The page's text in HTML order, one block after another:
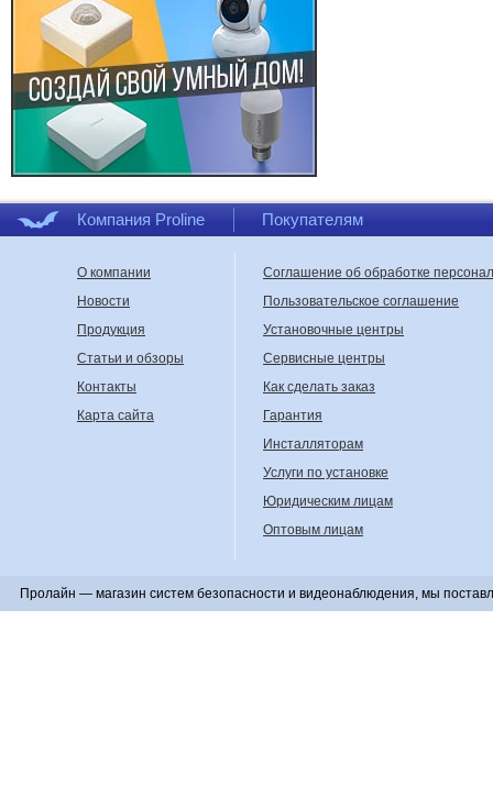
Компания Proline Покупателям
О компании
Новости
Продукция
Статьи и обзоры
Контакты
Карта сайта
Соглашение об обработке
Пользовательское соглашение
Установочные центры
Сервисные центры
Как сделать заказ
Гарантия
Инсталляторам
Услуги по установке
Юридическим лицам
Оптовым лицам
Пролайн — магазин систем безопасности и видеонаблюдения, мы